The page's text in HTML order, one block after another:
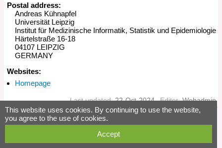
Postal address:
Andreas Kühnapfel
Universität Leipzig
Institut für Medizinische Informatik, Statistik und Epidemiologie
Härtelstraße 16-18
04107 LEIPZIG
GERMANY
Websites:
Homepage
This website uses cookies. By continuing to use the website,
you agree to the use of cookies.
Accept
Last updated:22-Oct-2024 Editor:Webadmin